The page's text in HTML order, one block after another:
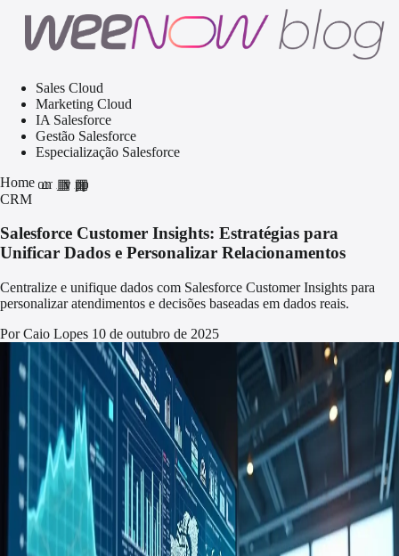
Sales Cloud
Marketing Cloud
IA Salesforce
Gestão Salesforce
Especialização Salesforce
Homehome
grid_view
apps
CRM
Salesforce Customer Insights: Estratégias para
Unificar Dados e Personalizar Relacionamentos
Centralize e unifique dados com Salesforce Customer Insights para
personalizar atendimentos e decisões baseadas em dados reais.
Por Caio Lopes 10 de outubro de 2025